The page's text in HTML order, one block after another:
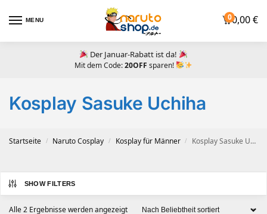
MENU 00,00€
Der Januar-Rabatt ist da!
Mit dem Code:20OFF sparen!
Kosplay Sasuke Uchiha
Startseite / Naruto Cosplay / Kosplay für Männer / Kosplay Sasuke Uchiha
SHOW FILTERS
Alle 2 Ergebnisse werden angezeigt